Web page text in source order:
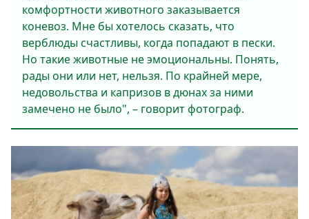
комфортности животного заказывается
коневоз. Мне бы хотелось сказать, что
верблюды счастливы, когда попадают в пески.
Но такие животные не эмоциональны. Понять,
рады они или нет, нельзя. По крайней мере,
недовольства и капризов в дюнах за ними
замечено не было", – говорит фотограф.